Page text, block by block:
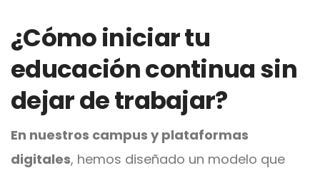
¿Cómo iniciar tu
educación continua sin
dejar de trabajar?
En nuestros campus y plataformas
digitales, hemos diseñado un modelo que